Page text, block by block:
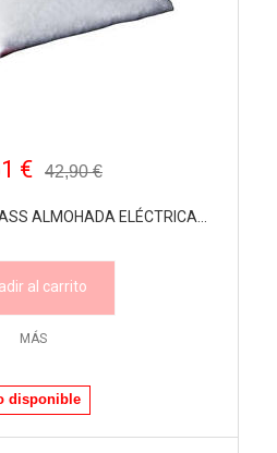
€ 42,90 €
ALMOHADA ELÉCTRICA...
al carrito
MÁS
disponible